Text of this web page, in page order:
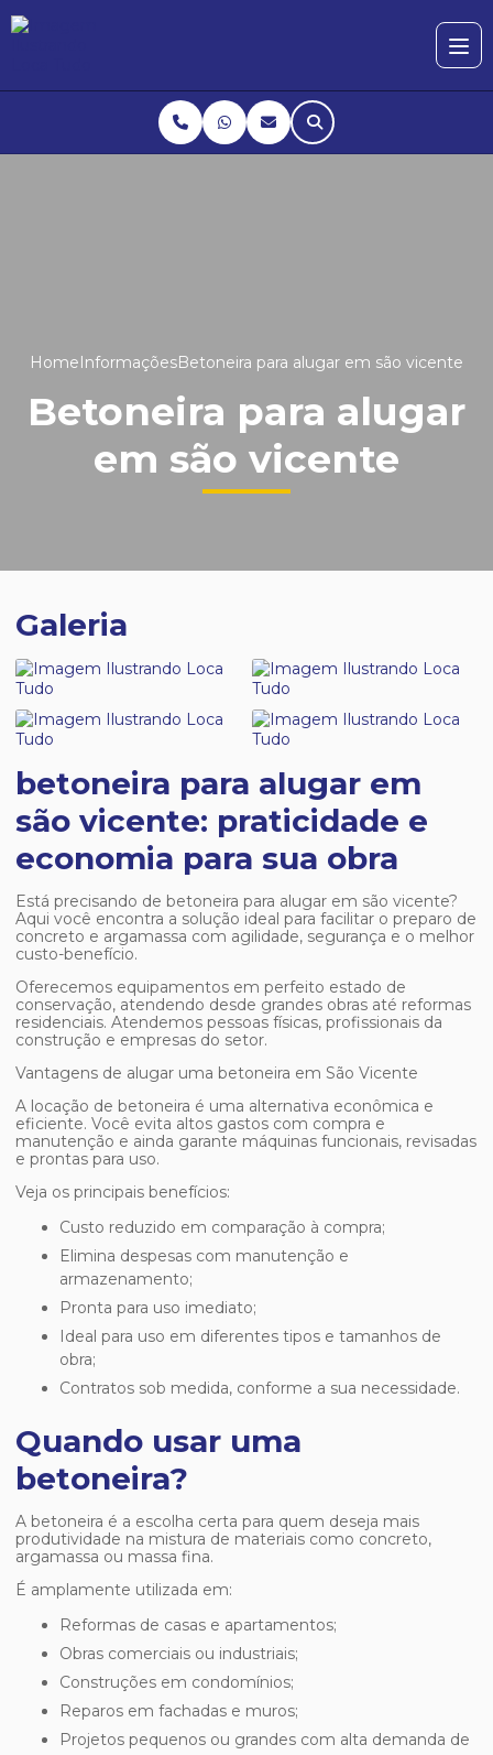
HomeInformaçõesBetoneira para alugar em são vicente
Betoneira para alugar
em são vicente
Galeria
betoneira para alugar em
são vicente: praticidade e
economia para sua obra
Está precisando de betoneira para alugar em são vicente?
Aqui você encontra a solução ideal para facilitar o preparo de
concreto e argamassa com agilidade, segurança e o melhor
custo-benefício.
Oferecemos equipamentos em perfeito estado de
conservação, atendendo desde grandes obras até reformas
residenciais. Atendemos pessoas físicas, profissionais da
construção e empresas do setor.
Vantagens de alugar uma betoneira em São Vicente
A locação de betoneira é uma alternativa econômica e
eficiente. Você evita altos gastos com compra e
manutenção e ainda garante máquinas funcionais, revisadas
e prontas para uso.
Veja os principais benefícios:
Custo reduzido em comparação à compra;
Elimina despesas com manutenção e
armazenamento;
Pronta para uso imediato;
Ideal para uso em diferentes tipos e tamanhos de
obra;
Contratos sob medida, conforme a sua necessidade.
Quando usar uma
betoneira?
A betoneira é a escolha certa para quem deseja mais
produtividade na mistura de materiais como concreto,
argamassa ou massa fina.
É amplamente utilizada em:
Reformas de casas e apartamentos;
Obras comerciais ou industriais;
Construções em condomínios;
Reparos em fachadas e muros;
Projetos pequenos ou grandes com alta demanda de